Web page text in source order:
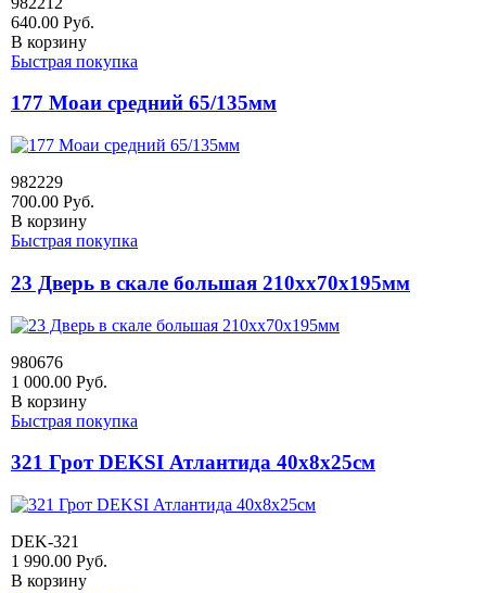
640.00 Руб.
В корзину
Быстрая покупка
177 Моаи средний 65/135мм
982229
700.00 Руб.
В корзину
Быстрая покупка
23 Дверь в скале большая 210хх70х195мм
980676
1 000.00 Руб.
В корзину
Быстрая покупка
321 Грот DEKSI Атлантида 40х8х25см
DEK-321
1 990.00 Руб.
В корзину